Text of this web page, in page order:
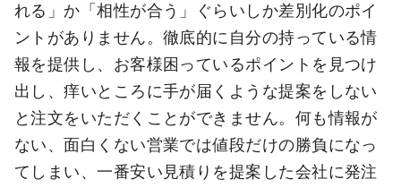
れる」か「相性が合う」ぐらいしか差別化のポイ
ントがありません。徹底的に自分の持っている情
報を提供し、お客様困っているポイントを見つけ
出し、痒いところに手が届くような提案をしない
と注文をいただくことができません。何も情報が
ない、面白くない営業では値段だけの勝負になっ
てしまい、一番安い見積りを提案した会社に発注